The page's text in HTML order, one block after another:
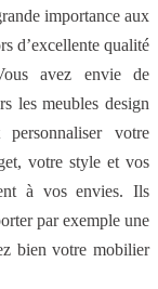
importance aux
d’excellente qualité
avez envie de
les meubles design
votre
votre style et vos
à vos envies. Ils
par exemple une
bien votre mobilier